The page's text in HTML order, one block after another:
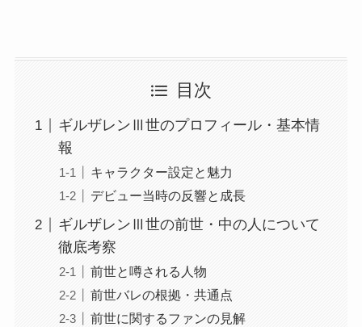
目次
ギルザレンⅢ世のプロフィール・基本情
報
キャラクター設定と魅力
デビュー当時の反響と成長
ギルザレンⅢ世の前世・中の人について
徹底考察
前世と噂される人物
前世バレの根拠・共通点
前世に関するファンの見解